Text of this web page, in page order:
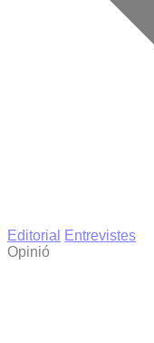
Editorial
Entrevistes
Opinió